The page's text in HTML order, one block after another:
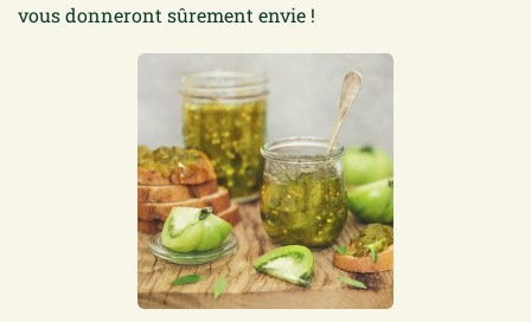
vous donneront sûrement envie !